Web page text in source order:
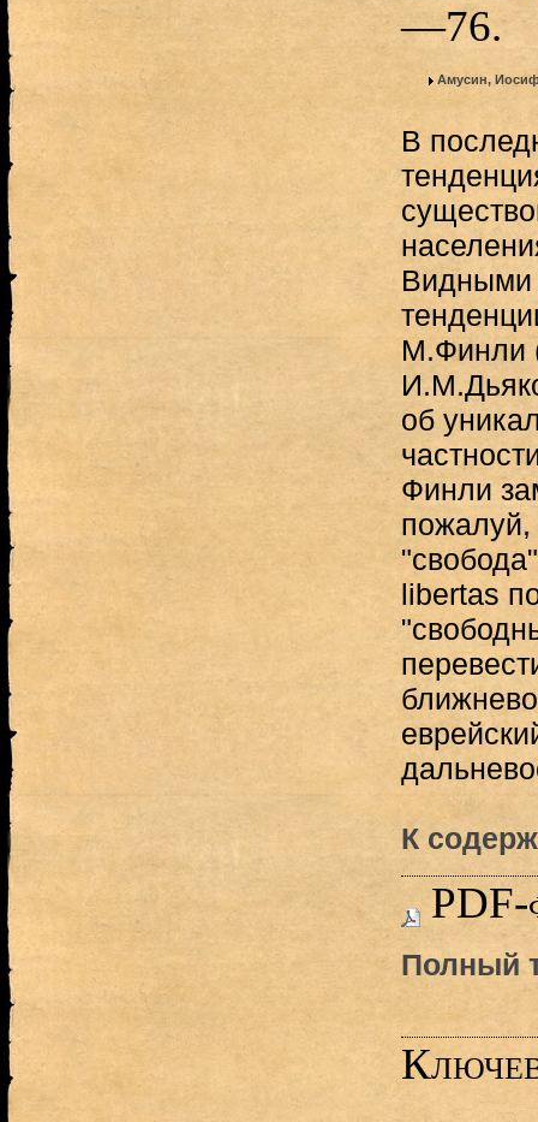
—76.
Амусин,
В
Видными
М.Финли
об
Финли
пожалуй,
libertas
К
PDF-
Полный